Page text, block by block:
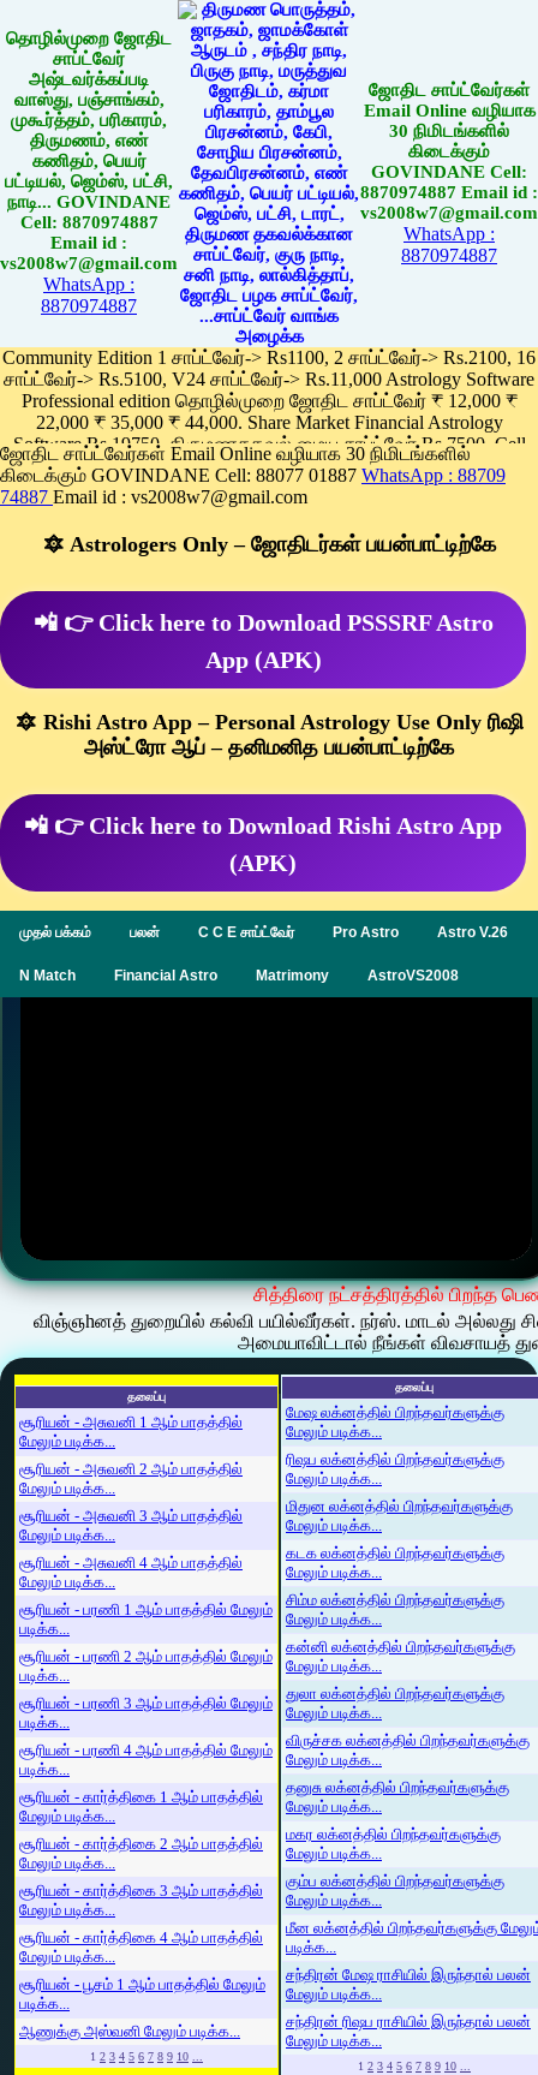
தொழில்முறை ஜோதிட
சாப்ட்வேர்
அஷ்டவர்க்கப்படி
வாஸ்து, பஞ்சாங்கம்,
முகூர்த்தம், பரிகாரம்,
திருமணம், எண்
கணிதம், பெயர்
பட்டியல், ஜெம்ஸ், பட்சி,
நாடி... GOVINDANE
Cell: 8870974887
Email id :
vs2008w7@gmail.com
WhatsApp :
8870974887
ஜோதிட சாப்ட்வேர்கள்
Email Online வழியாக
30 நிமிடங்களில்
கிடைக்கும்
GOVINDANE Cell:
8870974887 Email id :
vs2008w7@gmail.com
WhatsApp :
8870974887
Community Edition 1 சாப்ட்வேர்-> Rs1100, 2 சாப்ட்வேர்-> Rs.2100, 16
சாப்ட்வேர்-> Rs.5100, V24 சாப்ட்வேர்-> Rs.11,000 Astrology Software
Professional edition தொழில்முறை ஜோதிட சாப்ட்வேர் ₹ 12,000 ₹
22,000 ₹ 35,000 ₹ 44,000. Share Market Financial Astrology
Software Rs.19750, திருமணதகவல் மைய சாப்ட்வேர் Rs.7500, Cell
Phone App Rs. 1100
Pay online
ஜோதிட சாப்ட்வேர்கள் Email Online வழியாக 30 நிமிடங்களில்
கிடைக்கும் GOVINDANE Cell: 88077 01887 WhatsApp : 88709
74887 Email id : vs2008w7@gmail.com
🔯 Astrologers Only – ஜோதிடர்கள் பயன்பாட்டிற்கே
📲 👉 Click here to Download PSSSRF Astro
App (APK)
🔯 Rishi Astro App – Personal Astrology Use Only ரிஷி
அஸ்ட்ரோ ஆப் – தனிமனித பயன்பாட்டிற்கே
📲 👉 Click here to Download Rishi Astro App
(APK)
முதல் பக்கம் பலன் C C E சாப்ட்வேர் Pro Astro Astro V.26
N Match Financial Astro Matrimony AstroVS2008
சித்திரை நட்சத்திரத்தில் பிறந்த
விஞ்ஞhனத் துறையில் கல்வி பயில்வீர்கள். நர்ஸ். மாடல் அல்லது
அமையாவிட்டால் நீங்கள் விவசாயத்
தலைப்பு
சூரியன் - அசுவனி 1 ஆம் பாதத்தில்
மேலும் படிக்க...
சூரியன் - அசுவனி 2 ஆம் பாதத்தில்
மேலும் படிக்க...
சூரியன் - அசுவனி 3 ஆம் பாதத்தில்
மேலும் படிக்க...
சூரியன் - அசுவனி 4 ஆம் பாதத்தில்
மேலும் படிக்க...
சூரியன் - பரணி 1 ஆம் பாதத்தில் மேலும்
படிக்க...
சூரியன் - பரணி 2 ஆம் பாதத்தில் மேலும்
படிக்க...
சூரியன் - பரணி 3 ஆம் பாதத்தில் மேலும்
படிக்க...
சூரியன் - பரணி 4 ஆம் பாதத்தில் மேலும்
படிக்க...
சூரியன் - கார்த்திகை 1 ஆம் பாதத்தில்
மேலும் படிக்க...
சூரியன் - கார்த்திகை 2 ஆம் பாதத்தில்
மேலும் படிக்க...
சூரியன் - கார்த்திகை 3 ஆம் பாதத்தில்
மேலும் படிக்க...
சூரியன் - கார்த்திகை 4 ஆம் பாதத்தில்
மேலும் படிக்க...
சூரியன் - பூசம் 1 ஆம் பாதத்தில் மேலும்
படிக்க...
ஆணுக்கு அஸ்வனி மேலும் படிக்க...
1 2 3 4 5 6 7 8 9 10 ...
தலைப்பு
மேஷ லக்னத்தில் பிறந்தவர்களுக்கு
மேலும் படிக்க...
ரிஷப லக்னத்தில் பிறந்தவர்களுக்கு
மேலும் படிக்க...
மிதுன லக்னத்தில் பிறந்தவர்களுக்கு
மேலும் படிக்க...
கடக லக்னத்தில் பிறந்தவர்களுக்கு
மேலும் படிக்க...
சிம்ம லக்னத்தில் பிறந்தவர்களுக்கு
மேலும் படிக்க...
கன்னி லக்னத்தில் பிறந்தவர்களுக்கு
மேலும் படிக்க...
துலா லக்னத்தில் பிறந்தவர்களுக்கு
மேலும் படிக்க...
விருச்சக லக்னத்தில் பிறந்தவர்களுக்கு
மேலும் படிக்க...
தனுசு லக்னத்தில் பிறந்தவர்களுக்கு
மேலும் படிக்க...
மகர லக்னத்தில் பிறந்தவர்களுக்கு
மேலும் படிக்க...
கும்ப லக்னத்தில் பிறந்தவர்களுக்கு
மேலும் படிக்க...
மீன லக்னத்தில் பிறந்தவர்களுக்கு
படிக்க...
சந்திரன் மேஷ ராசியில் இருந்தால் பலன்
மேலும் படிக்க...
சந்திரன் ரிஷப ராசியில் இருந்தால் பலன்
மேலும் படிக்க...
1 2 3 4 5 6 7 8 9 10 ...